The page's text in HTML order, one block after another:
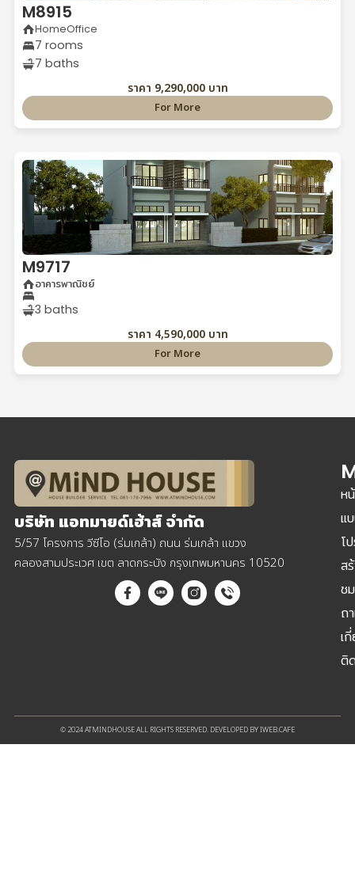
M8915
HomeOffice
7 rooms
7 baths
For More
ราคา 9,290,000 บาท
M9717
อาคารพาณิชย์
3 baths
For More
ราคา 4,590,000 บาท
บริษัท แอทมายด์เฮ้าส์ จำกัด
5/57 โครงการ วีซีโอ (ร่มเกล้า) ถนน ร่มเกล้า แขวง
คลองสามประเวศ เขต ลาดกระบัง กรุงเทพมหานคร 10520
ห
แ
โ
ส
ช
ถ
เ
ติ
© 2024 ATMINDHOUSE ALL RIGHTS RESERVED. DEVELOPED BY IWEB.CAFE